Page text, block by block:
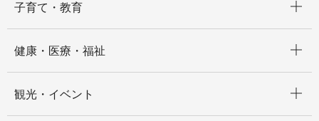
子育て・教育
健康・医療・福祉
観光・イベント